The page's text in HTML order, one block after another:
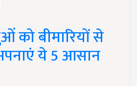
को बीमारियों से
ये 5 आसान